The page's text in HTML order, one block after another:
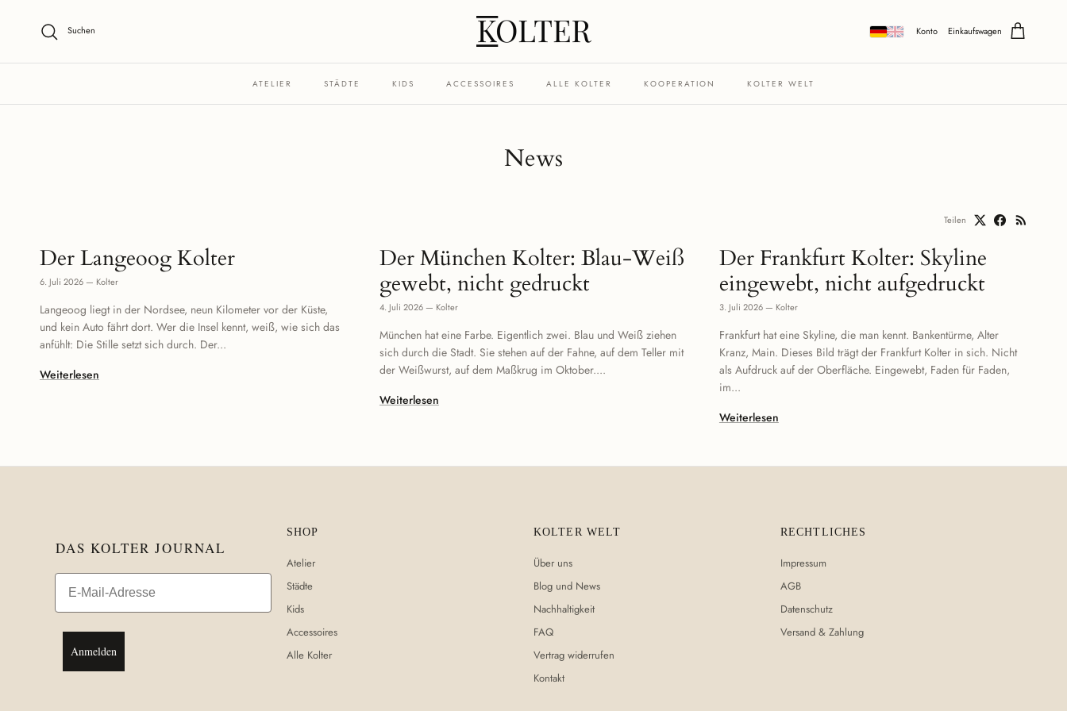
Suchen Konto Einkaufswagen
ATELIER STÄDTE KIDS ACCESSOIRES ALLE KOLTER KOOPERATION KOLTER WELT
News
Teilen
Der Langeoog Kolter
6. Juli 2026— Kolter
Langeoog liegt in der Nordsee, neun Kilometer vor der Küste,
und kein Auto fährt dort. Wer die Insel kennt, weiß, wie sich das
anfühlt: Die Stille setzt sich durch. Der...
Weiterlesen
Der München Kolter: Blau-Weiß
gewebt, nicht gedruckt
4. Juli 2026— Kolter
München hat eine Farbe. Eigentlich zwei. Blau und Weiß ziehen
sich durch die Stadt. Sie stehen auf der Fahne, auf dem Teller mit
der Weißwurst, auf dem Maßkrug im Oktober....
Weiterlesen
Der Frankfurt Kolter: Skyline
eingewebt, nicht aufgedruckt
3. Juli 2026— Kolter
Frankfurt hat eine Skyline, die man kennt. Bankentürme, Alter
Kranz, Main. Dieses Bild trägt der Frankfurt Kolter in sich. Nicht
als Aufdruck auf der Oberfläche. Eingewebt, Faden für Faden,
im...
Weiterlesen
DAS KOLTER JOURNAL
Email
Anmelden
SHOP
Atelier
Städte
Kids
Accessoires
Alle Kolter
KOLTER WELT
Über uns
Blog und News
Nachhaltigkeit
FAQ
Vertrag widerrufen
Kontakt
RECHTLICHES
Impressum
AGB
Datenschutz
Versand & Zahlung